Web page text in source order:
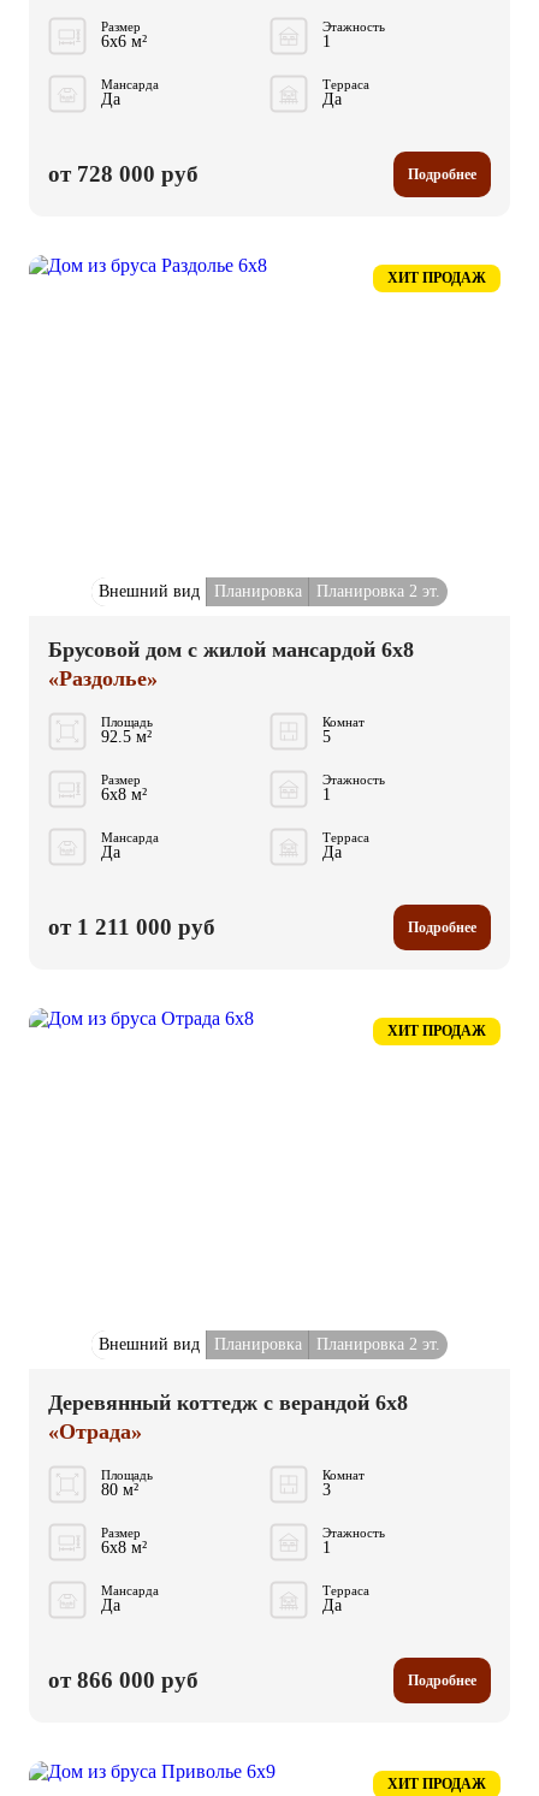
Размер
6x6 м²
Этажность
1
Мансарда
Да
Терраса
Да
от 728 000 руб Подробнее
ХИТ ПРОДАЖ
Внешний вид Планировка Планировка 2 эт.
Брусовой дом с жилой мансардой 6x8
«Раздолье»
Площадь
92.5 м²
Комнат
5
Размер
6x8 м²
Этажность
1
Мансарда
Да
Терраса
Да
от 1 211 000 руб Подробнее
ХИТ ПРОДАЖ
Внешний вид Планировка Планировка 2 эт.
Деревянный коттедж с верандой 6x8
«Отрада»
Площадь
80 м²
Комнат
3
Размер
6x8 м²
Этажность
1
Мансарда
Да
Терраса
Да
от 866 000 руб Подробнее
ХИТ ПРОДАЖ